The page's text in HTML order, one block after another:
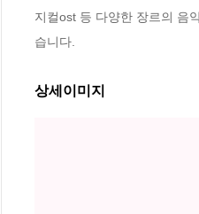
지컬ost 등 다양한 장르의 음
습니다.
상세이미지